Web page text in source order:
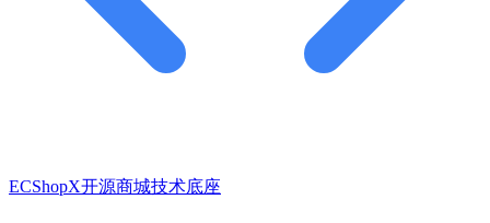
ECShopX开源商城技术底座